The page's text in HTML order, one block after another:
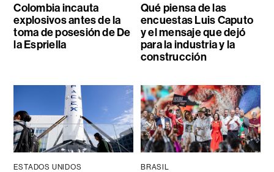
Colombia incauta
explosivos antes de la
toma de posesión de De
la Espriella
Qué piensa de las
encuestas Luis Caputo
y el mensaje que dejó
para la industria y la
construcción
ESTADOS UNIDOS BRASIL